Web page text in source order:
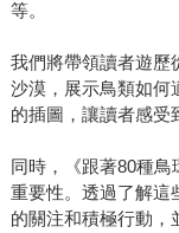
等。
我們將帶領讀者遊歷
沙漠，展示鳥類如何
的插圖，讓讀者感受
同時，《跟著80種
重要性。透過了解這
的關注和積極行動，